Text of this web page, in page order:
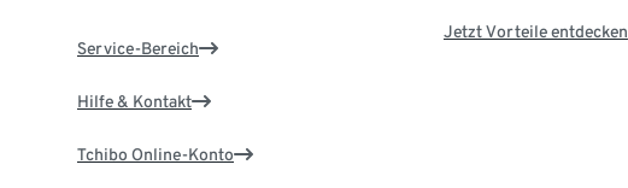
Service-Bereich
Hilfe & Kontakt
Tchibo Online-Konto
Jetzt Vorteile entdecken